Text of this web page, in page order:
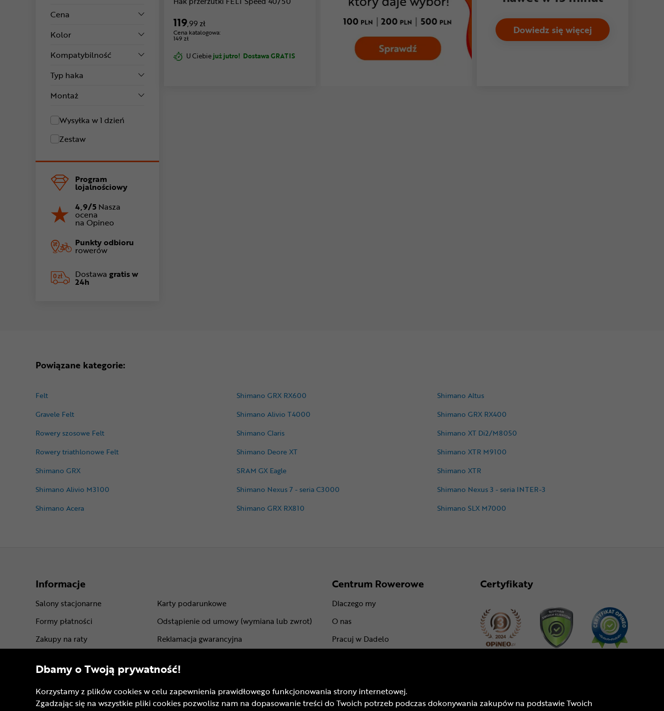
Cena
Kolor
Kompatybilność
Typ haka
Montaż
Wysyłka w 1 dzień
Zestaw
Program
lojalnościowy
4,9/5 Nasza
ocena
na Opineo
Punkty odbioru
rowerów
Dostawa gratis w
24h
119,99 zł
Cena katalogowa:
149 zł
U Ciebiejuż jutro! Dostawa GRATIS
Dowiedz się więcej
Powiązane kategorie:
Felt
Gravele Felt
Rowery szosowe Felt
Rowery triathlonowe Felt
Shimano GRX
Shimano Alivio M3100
Shimano Acera
Shimano GRX RX600
Shimano Alivio T4000
Shimano Claris
Shimano Deore XT
SRAM GX Eagle
Shimano Nexus 7 - seria C3000
Shimano GRX RX810
Shimano Altus
Shimano GRX RX400
Shimano XT Di2/M8050
Shimano XTR M9100
Shimano XTR
Shimano Nexus 3 - seria INTER-3
Shimano SLX M7000
Informacje
Salony stacjonarne
Formy płatności
Zakupy na raty
Dostawa - koszt i opcje
Punkty odbioru rowerów
Karty podarunkowe
Odstąpienie od umowy (wymiana lub zwrot)
Reklamacja gwarancyjna
Regulamin sklepu
Regulamin programu lojalnościowego
Centrum Rowerowe
Dlaczego my
O nas
Pracuj w Dadelo
BLOG
Certyfikaty
Dbamy o Twoją prywatność!
Korzystamy z plików cookies w celu zapewnienia prawidłowego funkcjonowania strony internetowej.
Zgadzając się na wszystkie pliki cookies pozwolisz nam na dopasowanie treści do Twoich potrzeb podczas dokonywania zakupów na podstawie Twoich